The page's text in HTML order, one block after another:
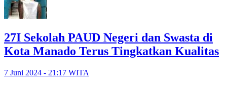
27I Sekolah PAUD Negeri dan Swasta di
Kota Manado Terus Tingkatkan Kualitas
7 Juni 2024 - 21:17 WITA